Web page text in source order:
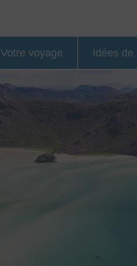
Votre voyage Idées de